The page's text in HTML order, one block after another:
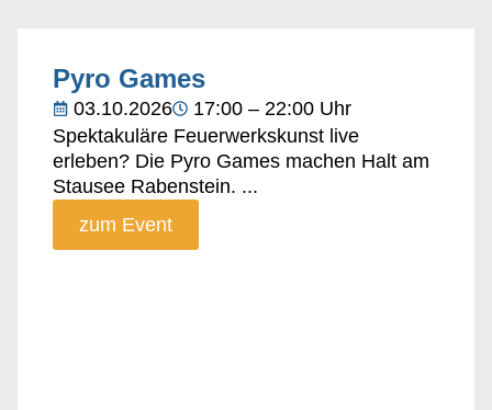
Pyro Games
03.10.2026
17:00 – 22:00 Uhr
Spektakuläre Feuerwerkskunst live
erleben? Die Pyro Games machen Halt am
Stausee Rabenstein. ...
zum Event